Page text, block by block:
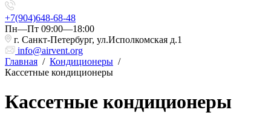
+7(904)648-68-48
Пн—Пт 09:00—18:00
г. Санкт-Петербург, ул.Исполкомская д.1
info@airvent.org
Главная / Кондиционеры /
Кассетные кондиционеры
Кассетные кондиционеры